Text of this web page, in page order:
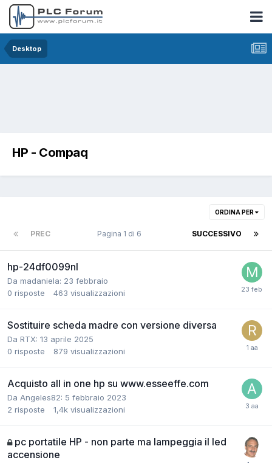
Desktop
HP - Compaq
ORDINA PER
PREC SUCCESSIVO
Pagina 1 di 6
hp-24df0099nl
Da madaniela: 23 febbraio
0 risposte 463 visualizzazioni
Sostituire scheda madre con versione diversa
Da RTX: 13 aprile 2025
0 risposte 879 visualizzazioni
Acquisto all in one hp su www.esseeffe.com
Da Angeles82: 5 febbraio 2023
2 risposte 1,4k visualizzazioni
pc portatile HP - non parte ma lampeggia il led
accensione